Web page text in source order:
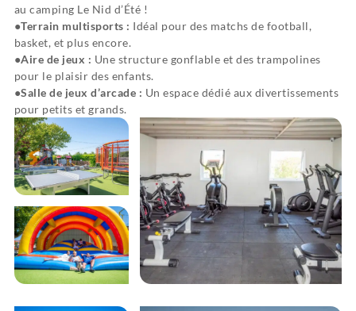
au camping Le Nid d’Été !
Terrain multisports : Idéal pour des matchs de football,
basket, et plus encore.
Aire de jeux : Une structure gonflable et des trampolines
pour le plaisir des enfants.
Salle de jeux d’arcade : Un espace dédié aux divertissements
pour petits et grands.